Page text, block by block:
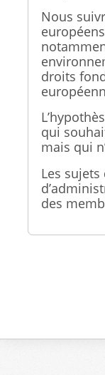
Nous
droits
qui
mais qui
Les
des